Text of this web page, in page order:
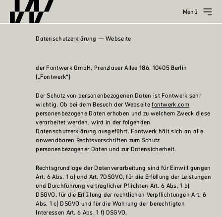
Menü
Datenschutzerklärung — Webseite
der Fontwerk GmbH, Prenzlauer Allee 186, 10405 Berlin
(„Fontwerk“)
Der Schutz von personenbezogenen Daten ist Fontwerk sehr
wichtig. Ob bei dem Besuch der Webseitefontwerk.com
personenbezogene Daten erhoben und zu welchem Zweck diese
verarbeitet werden, wird in der folgenden
Datenschutzerklärung ausgeführt. Fontwerk hält sich an alle
anwendbaren Rechtsvorschriften zum Schutz
personenbezogener Daten und zur Datensicherheit.
Rechtsgrundlage der Datenverarbeitung sind für Einwilligungen
Art. 6 Abs. 1 a) und Art. 7DSGVO, für die Erfüllung der Leistungen
und Durchführung vertraglicher Pflichten Art. 6 Abs. 1 b)
DSGVO, für die Erfüllung der rechtlichen Verpflichtungen Art. 6
Abs. 1 c) DSGVO und für die Wahrung der berechtigten
Interessen Art. 6 Abs. 1 f) DSGVO.